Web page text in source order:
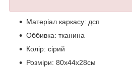
Матеріал каркасу: дсп
Оббивка: тканина
Колір: сірий
Розміри: 80х44х28см